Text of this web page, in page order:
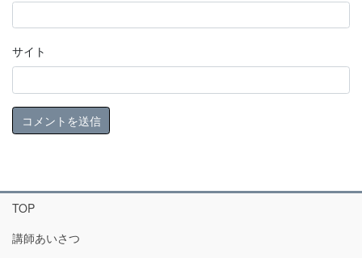
サイト
TOP
講師あいさつ